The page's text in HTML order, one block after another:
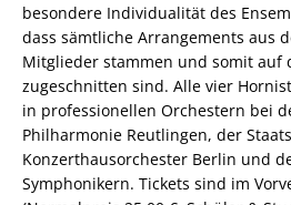
besondere Individualität des
dass sämtliche Arrangements aus
Mitglieder stammen und somit auf
zugeschnitten sind. Alle vier
in professionellen Orchestern bei
Philharmonie Reutlingen, der
Konzerthausorchester Berlin und
Symphonikern. Tickets sind im